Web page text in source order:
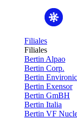
Filiales
Filiales
Bertin Alpao
Bertin Corp.
Bertin
Bertin Exensor
Bertin GmBH
Bertin Italia
Bertin VF